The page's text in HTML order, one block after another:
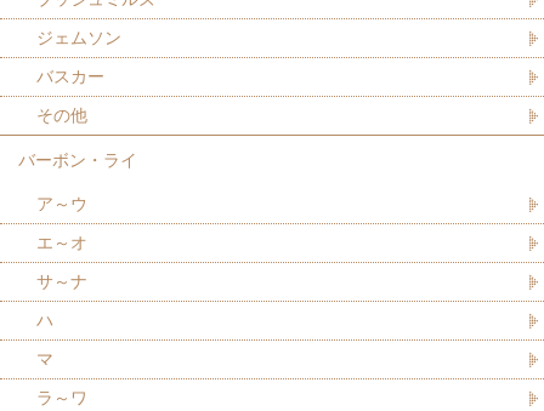
ジェムソン
バスカー
その他
バーボン・ライ
ア～ウ
エ～オ
サ～ナ
ハ
マ
ラ～ワ